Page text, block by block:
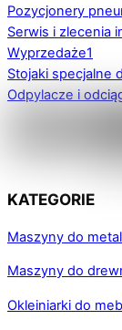
Pozycjonery
Serwis i zlecenia
Wyprzedaże1
Stojaki specjalne
Odpylacze i
KATEGORIE
Maszyny do
Maszyny do
Okleiniarki do